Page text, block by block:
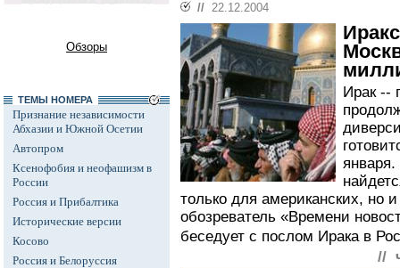
Обзоры
ТЕМЫ НОМЕРА
Признание независимости
Абхазии и Южной Осетии
Автопром
Ксенофобия и неофашизм в
России
Россия и Прибалтика
Исторические версии
Косово
Россия и Белоруссия
// 22.12.2004
Ирак --
только для американских, но
обозреватель «Времени
беседует с послом Ирака в
//